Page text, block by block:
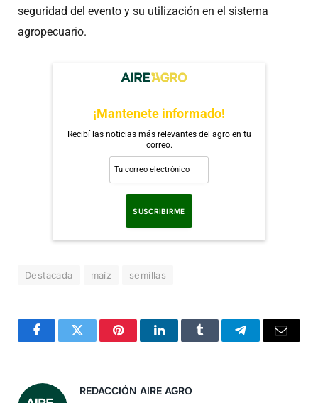
seguridad del evento y su utilización en el sistema
agropecuario.
¡Mantenete informado!
Recibí las noticias más relevantes del agro en tu
correo.
Destacada maíz semillas
FacebookTwitter PinterestLinkedInTumblr TelegramCorreo
REDACCIÓN AIRE AGRO